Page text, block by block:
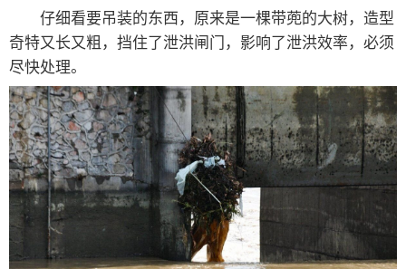
仔细看要吊装的东西，原来是一棵带蔸的大树，造型
奇特又长又粗，挡住了泄洪闸门，影响了泄洪效率，必须
尽快处理。